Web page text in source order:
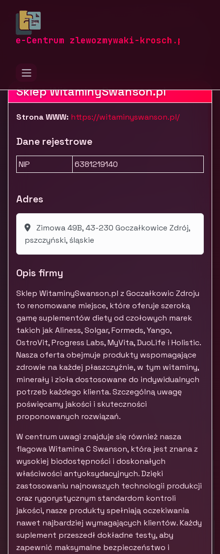
e-Centrum zlewozmywaki-krosch.pl
zlewozmywaki-krosch.pl
Leki, suplementy i art. prozdrowotne
Sklep WitaminySwanson.pl - Suplementy Swanson
Sklep WitaminySwanson.pl
Strona WWW: https://witaminyswanson.pl/
Dane rejestrowe
NIP 6381219140
Adres
Zimowa 49B, 43-230 Goczałkowice Zdrój,
pszczyński, śląskie
Opis firmy
Sklep WitaminySwanson.pl z Goczałkowic Zdroju
to renomowane miejsce, które oferuje szeroką
gamę suplementów diety od czołowych marek
takich jak Aliness, Solgar, Formeds, Yango,
OstroVit, Progress Labs, MyVita, DuoLife i Holistic.
Nasza oferta obejmuje produkty wspomagające
zdrowie na każdej płaszczyźnie, w tym witaminy,
minerały i zioła dostosowane do indywidualnych
potrzeb każdego klienta. Szczególną uwagę
poświęcamy jakości i skuteczności
proponowanych rozwiązań.
W centrum uwagi znajduje się również nasza
flagowa Witamina C Swanson, która jest znana z
wysokiej biodostępności i doskonałych
właściwości antyoksydacyjnych. Dzięki
zastosowaniu najnowszych technologii produkcji
oraz rygorystycznym standardom kontroli
jakości, nasze produkty spełniają oczekiwania
nawet najbardziej wymagających klientów. Każdy
suplement przeszedł dokładne testy, aby
zapewnić maksymalne bezpieczeństwo i